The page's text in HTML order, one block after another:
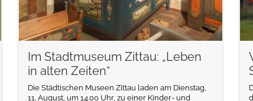
Im Stadtmuseum Zittau: „Leben
in alten Zeiten“
Die Städtischen Museen Zittau laden am Dienstag,
11. August, um 14.00 Uhr, zu einer Kinder- und